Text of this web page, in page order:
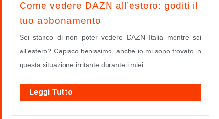
Come vedere DAZN all’estero: goditi il
tuo abbonamento
Sei stanco di non poter vedere DAZN Italia mentre sei
all’estero? Capisco benissimo, anche io mi sono trovato in
questa situazione irritante durante i miei...
Leggi Tutto